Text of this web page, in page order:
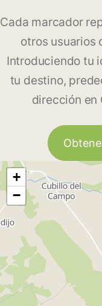
Cada marcador
otros usuarios
Introduciendo tu
tu destino,
dirección en
+
−